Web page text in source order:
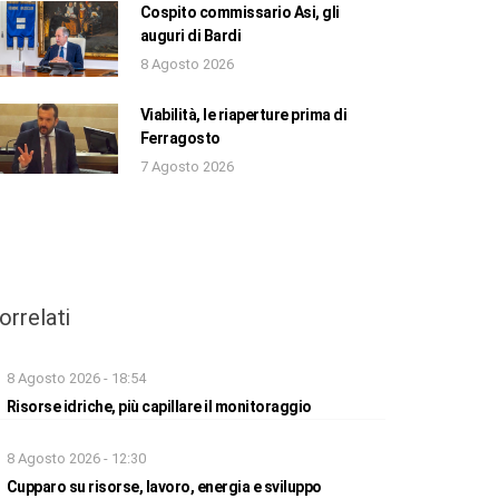
Cospito commissario Asi, gli
auguri di Bardi
8 Agosto 2026
Viabilità, le riaperture prima di
Ferragosto
7 Agosto 2026
8 Agosto 2026 - 18:54
Risorse idriche, più capillare il monitoraggio
8 Agosto 2026 - 12:30
Cupparo su risorse, lavoro, energia e sviluppo